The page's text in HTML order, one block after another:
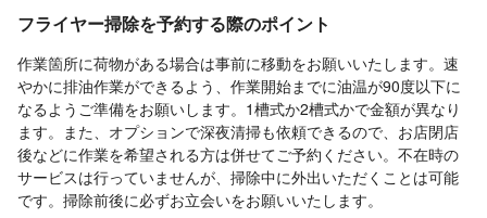
フライヤー掃除を予約する際のポイント
作業箇所に荷物がある場合は事前に移動をお願いいたします。速
やかに排油作業ができるよう、作業開始までに油温が90度以下に
なるようご準備をお願いします。1槽式か2槽式かで金額が異なり
ます。また、オプションで深夜清掃も依頼できるので、お店閉店
後などに作業を希望される方は併せてご予約ください。不在時の
サービスは行っていませんが、掃除中に外出いただくことは可能
です。掃除前後に必ずお立会いをお願いいたします。